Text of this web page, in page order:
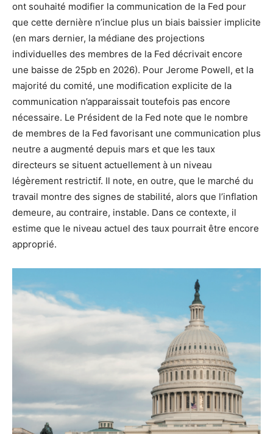
ont souhaité modifier la communication de la Fed pour
que cette dernière n’inclue plus un biais baissier implicite
(en mars dernier, la médiane des projections
individuelles des membres de la Fed décrivait encore
une baisse de 25pb en 2026). Pour Jerome Powell, et la
majorité du comité, une modification explicite de la
communication n’apparaissait toutefois pas encore
nécessaire. Le Président de la Fed note que le nombre
de membres de la Fed favorisant une communication plus
neutre a augmenté depuis mars et que les taux
directeurs se situent actuellement à un niveau
légèrement restrictif. Il note, en outre, que le marché du
travail montre des signes de stabilité, alors que l’inflation
demeure, au contraire, instable. Dans ce contexte, il
estime que le niveau actuel des taux pourrait être encore
approprié.